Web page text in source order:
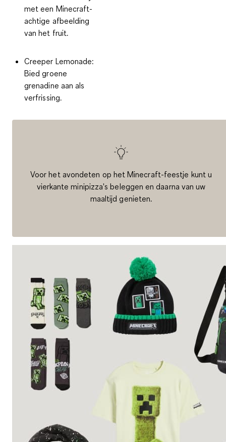
met een Minecraft-
achtige afbeelding
van het fruit.
Creeper Lemonade:
Bied groene
grenadine aan als
verfrissing.
Voor het avondeten op het Minecraft-feestje kunt u
vierkante minipizza's beleggen en daarna van uw
maaltijd genieten.